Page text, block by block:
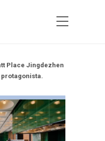
Place Jingdezhen